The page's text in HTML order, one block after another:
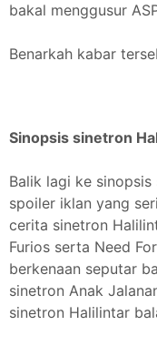
bakal menggusur
Benarkah kabar
Sinopsis sinetron
Balik lagi ke
spoiler iklan yang
cerita sinetron
Furios serta Need
berkenaan seputar
sinetron Anak
sinetron Halilintar